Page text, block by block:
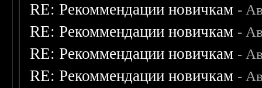
RE: Рекоммендации новичкам -
RE: Рекоммендации новичкам -
RE: Рекоммендации новичкам -
RE: Рекоммендации новичкам -